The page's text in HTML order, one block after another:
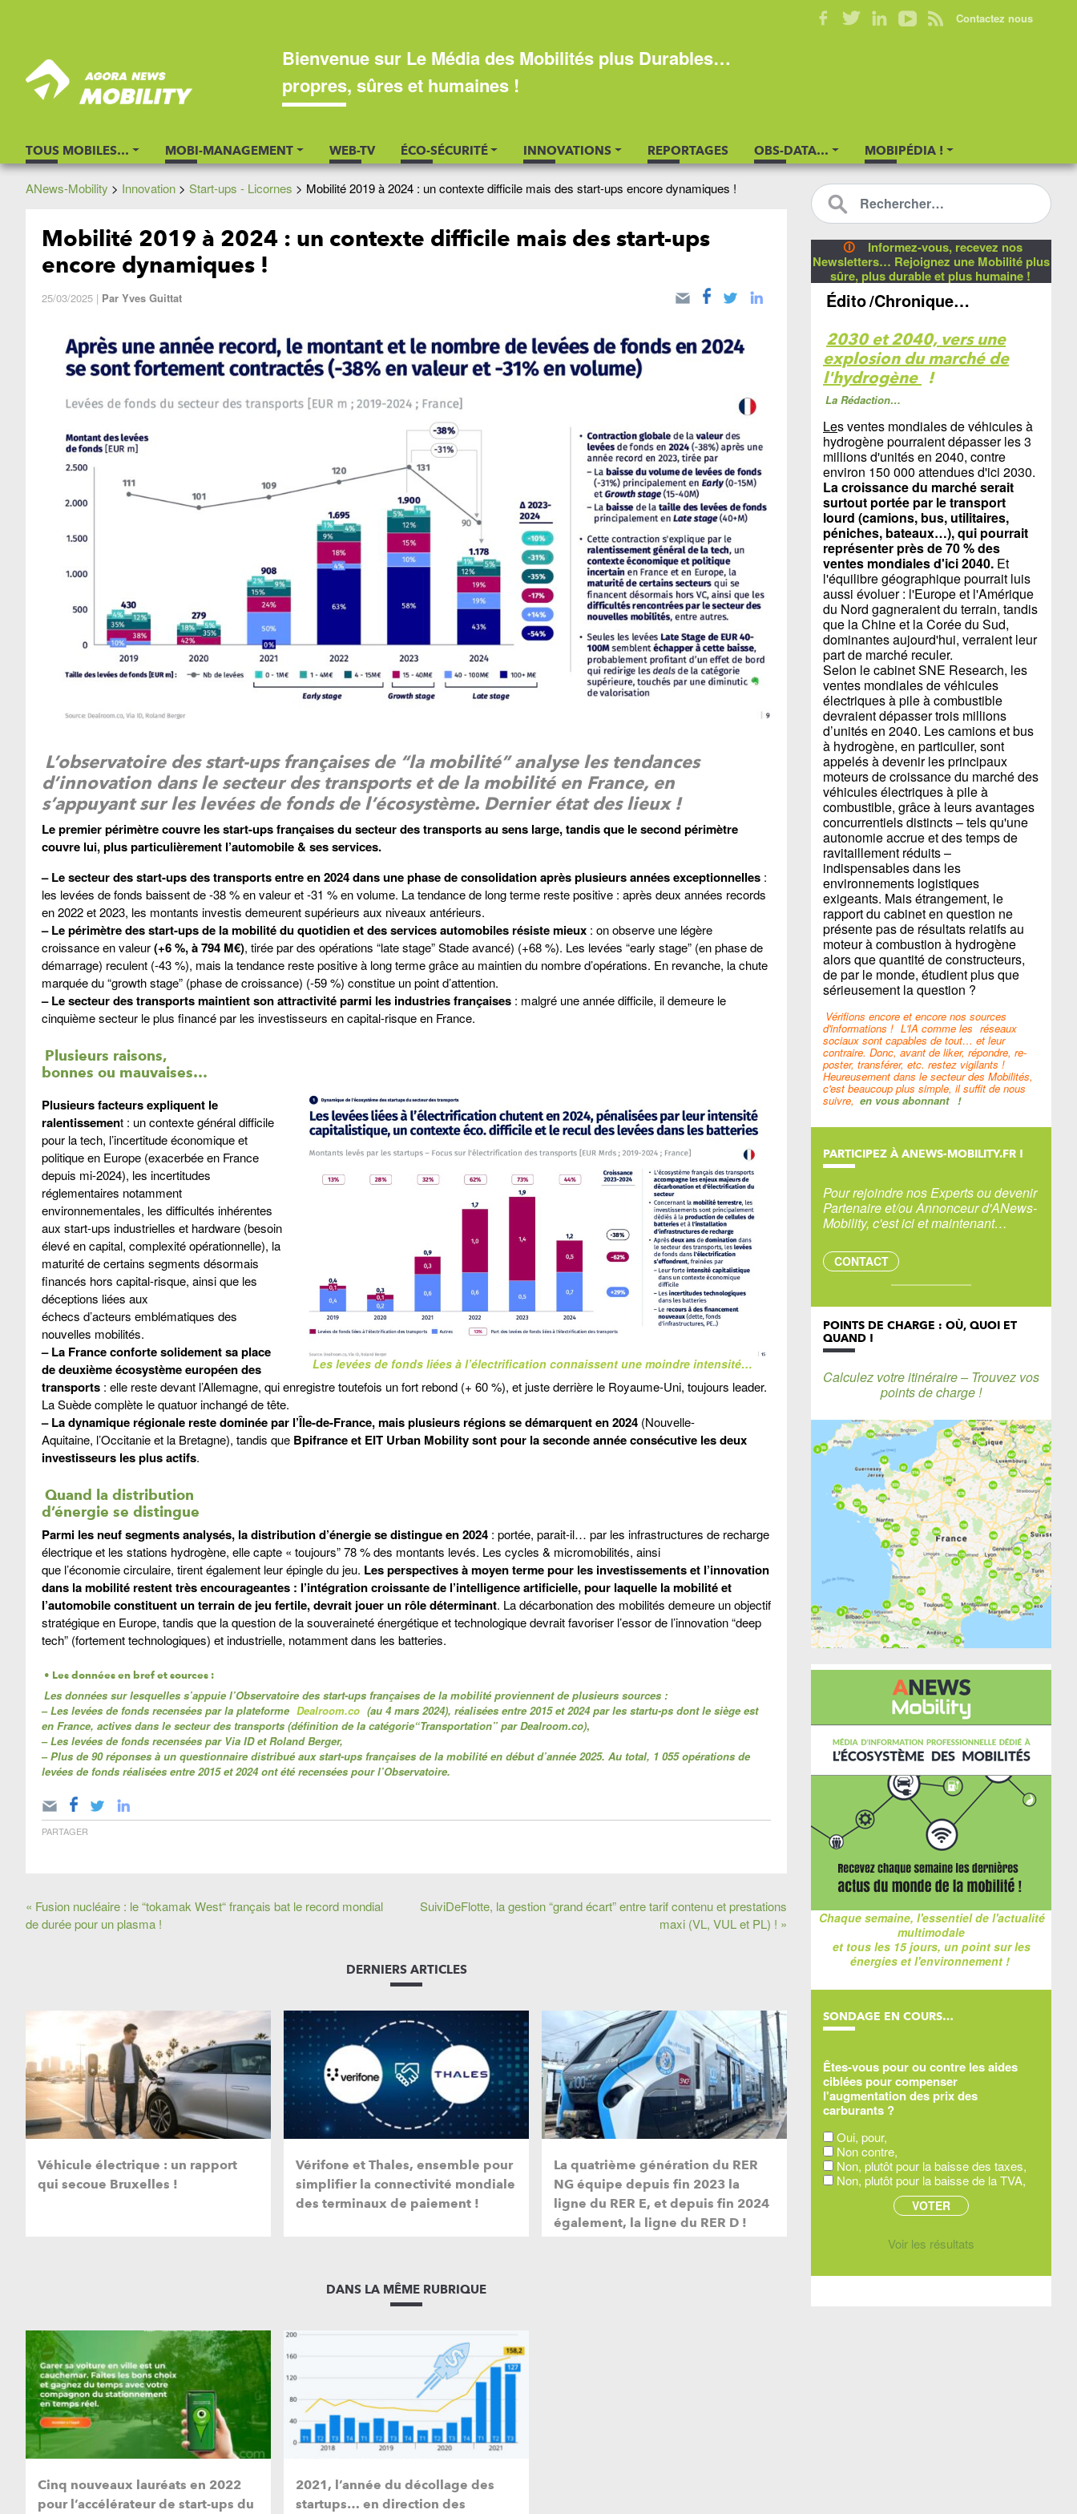
Bienvenue sur Le Média des Mobilités plus Durables…
propres, sûres et humaines !
TOUS MOBILES… MOBI-MANAGEMENT WEB-TV ÉCO-SÉCURITÉ INNOVATIONS REPORTAGES OBS-DATA… MOBIPÉDIA !
Contactez nous
ANews-Mobility > Innovation > Start-ups - Licornes > Mobilité 2019 à 2024 : un contexte difficile mais des start-ups encore dynamiques !
Mobilité 2019 à 2024 : un contexte difficile mais des start-ups
encore dynamiques !
25/03/2025 | Par Yves Guittat
L’observatoire des start-ups françaises de “la mobilité” analyse les tendances
d’innovation dans le secteur des transports et de la mobilité en France, en
s’appuyant sur les levées de fonds de l’écosystème. Dernier état des lieux !
Le premier périmètre couvre les start-ups françaises du secteur des transports au sens large, tandis que le second périmètre
couvre lui, plus particulièrement l’automobile & ses services.
– Le secteur des start-ups des transports entre en 2024 dans une phase de consolidation après plusieurs années exceptionnelles :
les levées de fonds baissent de -38 % en valeur et -31 % en volume. La tendance de long terme reste positive : après deux années records
en 2022 et 2023, les montants investis demeurent supérieurs aux niveaux antérieurs.
– Le périmètre des start-ups de la mobilité du quotidien et des services automobiles résiste mieux : on observe une légère
croissance en valeur(+6 %, à 794 M€), tirée par des opérations “late stage” Stade avancé) (+68 %). Les levées “early stage” (en phase de
démarrage) reculent (-43 %), mais la tendance reste positive à long terme grâce au maintien du nombre d’opérations. En revanche, la chute
marquée du “growth stage” (phase de croissance) (-59 %) constitue un point d’attention.
– Le secteur des transports maintient son attractivité parmi les industries françaises : malgré une année difficile, il demeure le
cinquième secteur le plus financé par les investisseurs en capital-risque en France.
Plusieurs raisons,
bonnes ou mauvaises…
Les levées de fonds liées à l’électrification connaissent une moindre intensité…
Plusieurs facteurs expliquent le
ralentissement : un contexte général difficile
pour la tech, l’incertitude économique et
politique en Europe (exacerbée en France
depuis mi-2024), les incertitudes
réglementaires notamment
environnementales, les difficultés inhérentes
aux start-ups industrielles et hardware (besoin
élevé en capital, complexité opérationnelle), la
maturité de certains segments désormais
financés hors capital-risque, ainsi que les
déceptions liées aux
échecs d’acteurs emblématiques des
nouvelles mobilités.
– La France conforte solidement sa place
de deuxième écosystème européen des
transports : elle reste devant l’Allemagne, qui enregistre toutefois un fort rebond (+ 60 %), et juste derrière le Royaume-Uni, toujours leader.
La Suède complète le quatuor inchangé de tête.
– La dynamique régionale reste dominée par l’Île-de-France, mais plusieurs régions se démarquent en 2024 (Nouvelle-
Aquitaine, l’Occitanie et la Bretagne), tandis que Bpifrance et EIT Urban Mobility sont pour la seconde année consécutive les deux
investisseurs les plus actifs.
Quand la distribution
d’énergie se distingue
Parmi les neuf segments analysés, la distribution d’énergie se distingue en 2024 : portée, parait-il… par les infrastructures de recharge
électrique et les stations hydrogène, elle capte « toujours” 78 % des montants levés. Les cycles & micromobilités, ainsi
que l’économie circulaire, tirent également leur épingle du jeu. Les perspectives à moyen terme pour les investissements et l’innovation
dans la mobilité restent très encourageantes : l’intégration croissante de l’intelligence artificielle, pour laquelle la mobilité et
l’automobile constituent un terrain de jeu fertile, devrait jouer un rôle déterminant. La décarbonation des mobilités demeure un objectif
stratégique en Europe, tandis que la question de la souveraineté énergétique et technologique devrait favoriser l’essor de l’innovation “deep
tech” (fortement technologiques) et industrielle, notamment dans les batteries.
• Les données en bref et sources :
Les données sur lesquelles s’appuie l’Observatoire des start-ups françaises de la mobilité proviennent de plusieurs sources :
–Les levées de fonds recensées par la plateforme Dealroom.co (au 4 mars 2024), réalisées entre 2015 et 2024 par les startu-ps dont le siège est
en France, actives dans le secteur des transports (définition de la catégorie“Transportation” par Dealroom.co),
–Les levées de fonds recensées par Via ID et Roland Berger,
–Plus de 90 réponses à un questionnaire distribué aux start-ups françaises de la mobilité en début d’année 2025. Au total, 1 055 opérations de
levées de fonds réalisées entre 2015 et 2024 ont été recensées pour l’Observatoire.
PARTAGER
« Fusion nucléaire : le “tokamak West“ français bat le record mondial
de durée pour un plasma !
SuiviDeFlotte, la gestion “grand écart” entre tarif contenu et prestations
maxi (VL, VUL et PL) ! »
DERNIERS ARTICLES
Véhicule électrique : un rapport
qui secoue Bruxelles !
Vérifone et Thales, ensemble pour
simplifier la connectivité mondiale
des terminaux de paiement !
La quatrième génération du RER
NG équipe depuis fin 2023 la
ligne du RER E, et depuis fin 2024
également, la ligne du RER D !
DANS LA MÊME RUBRIQUE
Cinq nouveaux lauréats en 2022
pour l’accélérateur de start-ups du
2021, l’année du décollage des
startups… en direction des
🛈
Informez-vous, recevez nos
Newsletters… Rejoignez une Mobilité plus
sûre, plus durable et plus humaine !
Édito/Chronique…
2030 et 2040, vers une
explosion du marché de
l'hydrogène !
La Rédaction…
Les ventes mondiales de véhicules à
hydrogène pourraient dépasser les 3
millions d'unités en 2040, contre
environ 150 000 attendues d'ici 2030.
La croissance du marché serait
surtout portée par le transport
lourd (camions, bus, utilitaires,
péniches, bateaux…), qui pourrait
représenter près de 70 % des
ventes mondiales d'ici 2040. Et
l'équilibre géographique pourrait luis
aussi évoluer : l'Europe et l'Amérique
du Nord gagneraient du terrain, tandis
que la Chine et la Corée du Sud,
dominantes aujourd'hui, verraient leur
part de marché reculer.
Selon le cabinet SNE Research, les
ventes mondiales de véhicules
électriques à pile à combustible
devraient dépasser trois millions
d’unités en 2040. Les camions et bus
à hydrogène, en particulier, sont
appelés à devenir les principaux
moteurs de croissance du marché des
véhicules électriques à pile à
combustible, grâce à leurs avantages
concurrentiels distincts – tels qu'une
autonomie accrue et des temps de
ravitaillement réduits –
indispensables dans les
environnements logistiques
exigeants. Mais étrangement, le
rapport du cabinet en question ne
présente pas de résultats relatifs au
moteur à combustion à hydrogène
alors que quantité de constructeurs,
de par le monde, étudient plus que
sérieusement la question ?
Vérifions encore et encore nos sources
d'informations ! L'IA comme les réseaux
sociaux sont capables de tout… et leur
contraire. Donc, avant de liker, répondre, re-
poster, transférer, etc. restez vigilants !
Heureusement dans le secteur des Mobilités,
c'est beaucoup plus simple, il suffit de nous
suivre, en vous abonnant !
PARTICIPEZ À ANEWS-MOBILITY.FR !
Pour rejoindre nos Experts ou devenir
Partenaire et/ou Annonceur d'ANews-
Mobility, c'est ici et maintenant…
CONTACT
POINTS DE CHARGE : OÙ, QUOI ET
QUAND !
Calculez votre itinéraire – Trouvez vos
points de charge !
Chaque semaine, l'essentiel de l'actualité
multimodale
et tous les 15 jours, un point sur les
énergies et l'environnement !
SONDAGE EN COURS…
Êtes-vous pour ou contre les aides
ciblées pour compenser
l'augmentation des prix des
carburants ?
Oui, pour,
Non contre,
Non, plutôt pour la baisse des taxes,
Non, plutôt pour la baisse de la TVA,
Voir les résultats